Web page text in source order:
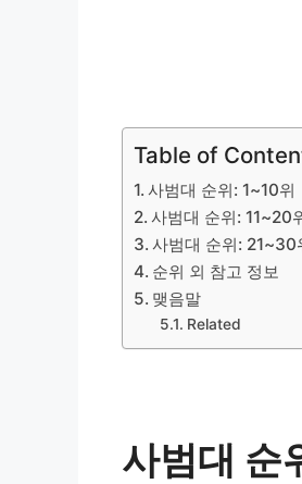
Table of
사범대 순위: 1~10위
사범대 순위: 11~20
사범대 순위: 21~30
순위 외 참고 정보
맺음말
Related
사범대 순